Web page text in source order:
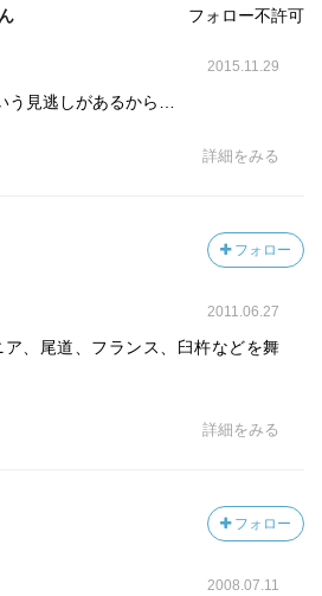
フォロー不許可
2015.11.29
う見逃しがあるから…
詳細をみる
フォロー
2011.06.27
、尾道、フランス、臼杵などを舞
詳細をみる
フォロー
2008.07.11